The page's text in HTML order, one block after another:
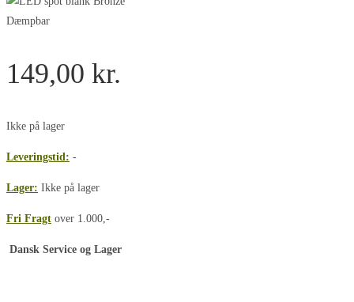
149,00 kr.
Ikke på lager
Leveringstid: -
Lager: Ikke på lager
Fri Fragt over 1.000,-
Dansk Service og Lager